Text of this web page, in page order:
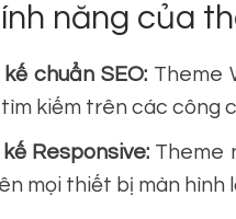
năng của
chuẩn SEO:Theme
kiếm trên các công
Responsive: Theme
mọi thiết bị màn hình